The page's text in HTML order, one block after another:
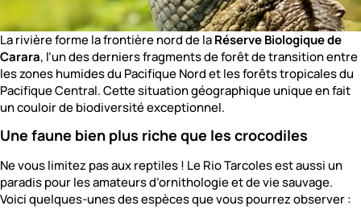
La rivière forme la frontière nord de laRéserve Biologique de
Carara, l’un des derniers fragments de forêt de transition entre
les zones humides du Pacifique Nord et les forêts tropicales du
Pacifique Central. Cette situation géographique unique en fait
un couloir de biodiversité exceptionnel.
Une faune bien plus riche que les crocodiles
Ne vous limitez pas aux reptiles ! Le Rio Tarcoles est aussi un
paradis pour les amateurs d’ornithologie et de vie sauvage.
Voici quelques-unes des espèces que vous pourrez observer :